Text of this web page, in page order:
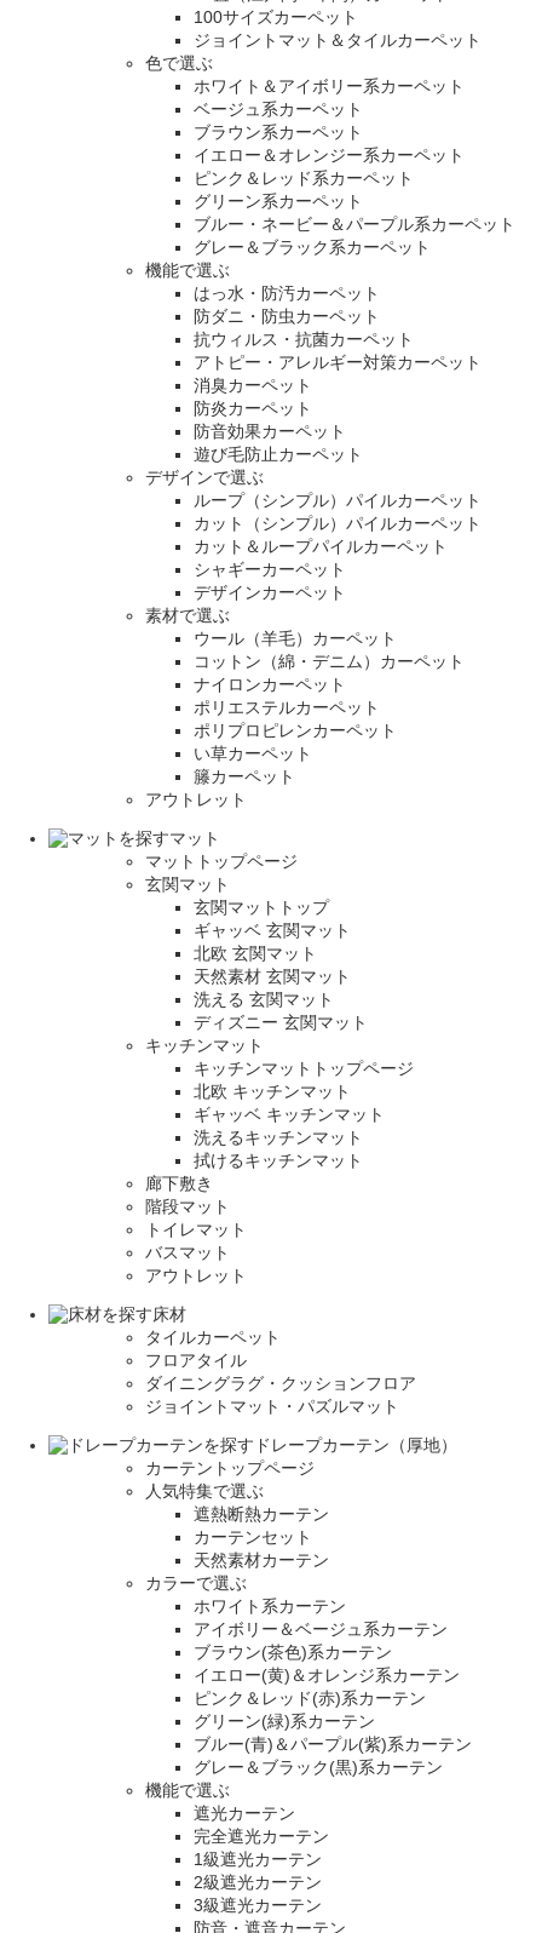
100サイズカーペット
ジョイントマット＆タイルカーペット
色で選ぶ
ホワイト＆アイボリー系カーペット
ベージュ系カーペット
ブラウン系カーペット
イエロー＆オレンジー系カーペット
ピンク＆レッド系カーペット
グリーン系カーペット
ブルー・ネービー＆パープル系カーペット
グレー＆ブラック系カーペット
機能で選ぶ
はっ水・防汚カーペット
防ダニ・防虫カーペット
抗ウィルス・抗菌カーペット
アトピー・アレルギー対策カーペット
消臭カーペット
防炎カーペット
防音効果カーペット
遊び毛防止カーペット
デザインで選ぶ
ループ（シンプル）パイルカーペット
カット（シンプル）パイルカーペット
カット＆ループパイルカーペット
シャギーカーペット
デザインカーペット
素材で選ぶ
ウール（羊毛）カーペット
コットン（綿・デニム）カーペット
ナイロンカーペット
ポリエステルカーペット
ポリプロピレンカーペット
い草カーペット
籐カーペット
アウトレット
マット
マットトップページ
玄関マット
玄関マットトップ
ギャッベ 玄関マット
北欧 玄関マット
天然素材 玄関マット
洗える 玄関マット
ディズニー 玄関マット
キッチンマット
キッチンマットトップページ
北欧 キッチンマット
ギャッベ キッチンマット
洗えるキッチンマット
拭けるキッチンマット
廊下敷き
階段マット
トイレマット
バスマット
アウトレット
床材
タイルカーペット
フロアタイル
ダイニングラグ・クッションフロア
ジョイントマット・パズルマット
ドレープカーテン（厚地）
カーテントップページ
人気特集で選ぶ
遮熱断熱カーテン
カーテンセット
天然素材カーテン
カラーで選ぶ
ホワイト系カーテン
アイボリー＆ベージュ系カーテン
ブラウン(茶色)系カーテン
イエロー(黄)＆オレンジ系カーテン
ピンク＆レッド(赤)系カーテン
グリーン(緑)系カーテン
ブルー(青)＆パープル(紫)系カーテン
グレー＆ブラック(黒)系カーテン
機能で選ぶ
遮光カーテン
完全遮光カーテン
1級遮光カーテン
2級遮光カーテン
3級遮光カーテン
防音・遮音カーテン